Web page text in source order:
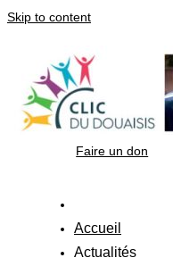
Skip to content
Faire un don
Accueil
Actualités